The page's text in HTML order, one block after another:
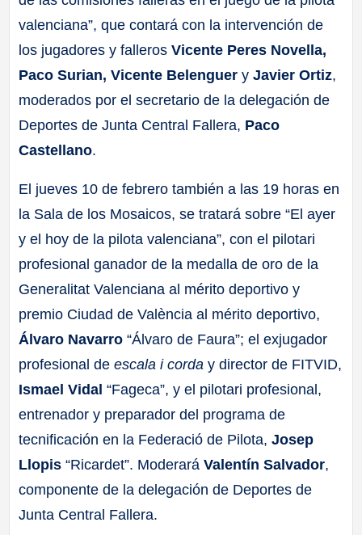
valenciana”, que contará con la intervención de
los jugadores y fallerosVicente Peres Novella,
Paco Surian, Vicente Belenguer y Javier Ortiz,
moderados por el secretario de la delegación de
Deportes de Junta Central Fallera, Paco
Castellano.
El jueves 10 de febrero también a las 19 horas en
la Sala de los Mosaicos, se tratará sobre “El ayer
y el hoy de la pilota valenciana”, con el pilotari
profesional ganador de la medalla de oro de la
Generalitat Valenciana al mérito deportivo y
premio Ciudad de València al mérito deportivo,
Álvaro Navarro “Álvaro de Faura”; el exjugador
profesional deescala i corda y director de FITVID,
Ismael Vidal “Fageca”, y el pilotari profesional,
entrenador y preparador del programa de
tecnificación en la Federació de Pilota,Josep
Llopis“Ricardet”. ModeraráValentín Salvador,
componente de la delegación de Deportes de
Junta Central Fallera.